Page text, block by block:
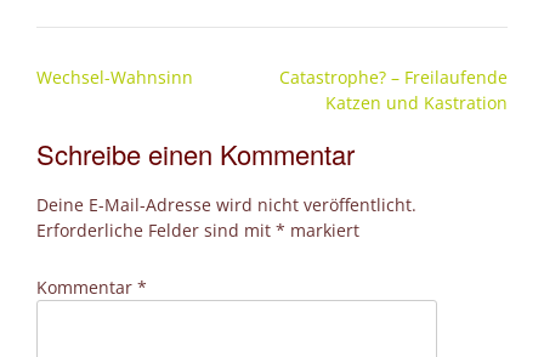
Post
Wechsel-Wahnsinn
Catastrophe? – Freilaufende
Katzen und Kastration
Schreibe einen Kommentar
Deine E-Mail-Adresse wird nicht veröffentlicht.
Erforderliche Felder sind mit * markiert
Kommentar *